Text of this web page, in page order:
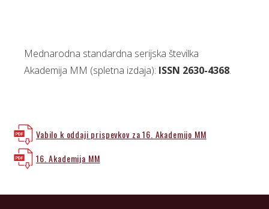
Mednarodna standardna serijska številka
Akademija MM (spletna izdaja): ISSN 2630-4368.
Vabilo k oddaji prispevkov za 16. Akademijo MM
16. Akademija MM